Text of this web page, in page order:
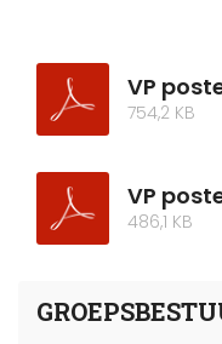
VP
754,2 KB
VP
486,1 KB